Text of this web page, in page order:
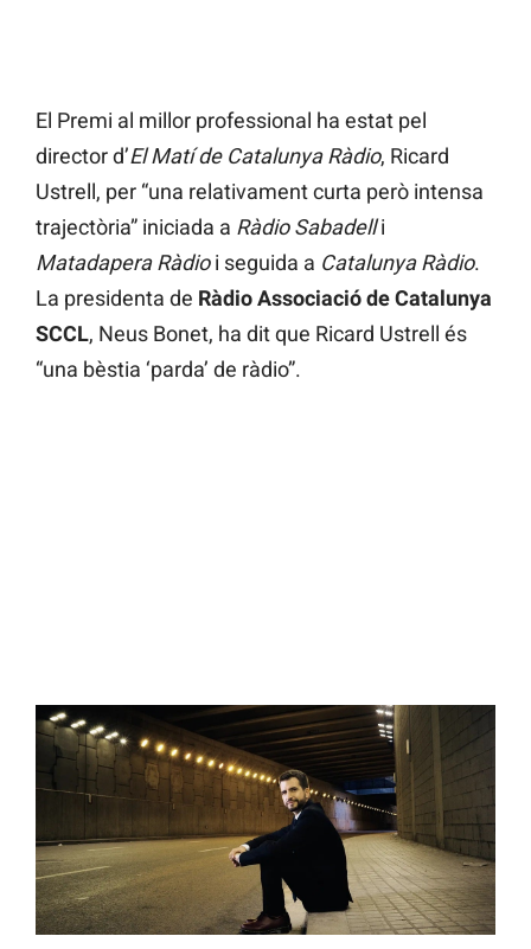
El Premi al millor professional ha estat pel
director d’El Matí de Catalunya Ràdio, Ricard
Ustrell, per “una relativament curta però intensa
trajectòria” iniciada a Ràdio Sabadelli
Matadapera Ràdioi seguida a Catalunya Ràdio.
La presidenta de Ràdio Associació de Catalunya
SCCL, Neus Bonet, ha dit que Ricard Ustrell és
“una bèstia ‘parda’ de ràdio”.